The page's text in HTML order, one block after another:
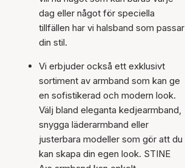
dag eller något för speciella
tillfällen har vi halsband som passar
din stil.
Vi erbjuder också ett exklusivt
sortiment av armband som kan ge
en sofistikerad och modern look.
Välj bland eleganta kedjearmband,
snygga läderarmband eller
justerbara modeller som gör att du
kan skapa din egen look. STINE